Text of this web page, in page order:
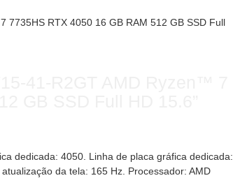
dedicada: 4050. Linha de placa gráfica dedicada:
da tela: 165 Hz. Processador: AMD